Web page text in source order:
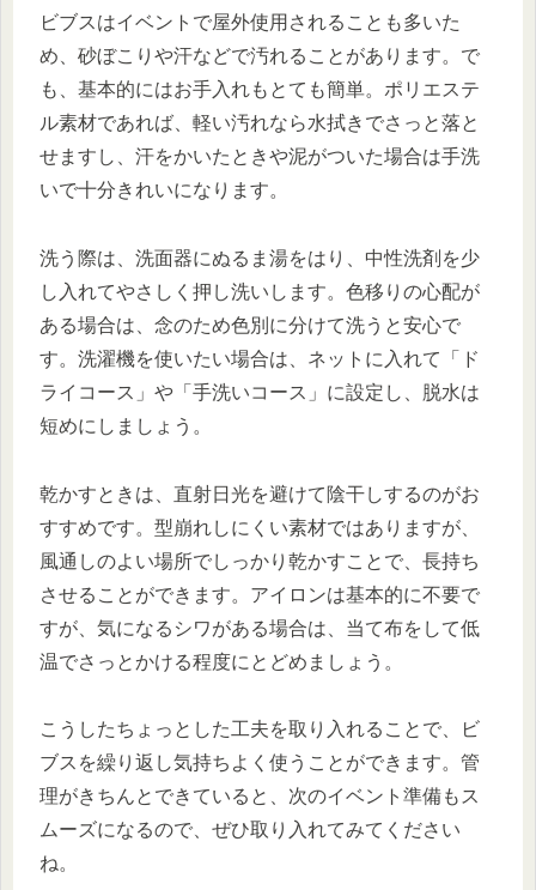
ビブスはイベントで屋外使用されることも多いた
め、砂ぼこりや汗などで汚れることがあります。で
も、基本的にはお手入れもとても簡単。ポリエステ
ル素材であれば、軽い汚れなら水拭きでさっと落と
せますし、汗をかいたときや泥がついた場合は手洗
いで十分きれいになります。
洗う際は、洗面器にぬるま湯をはり、中性洗剤を少
し入れてやさしく押し洗いします。色移りの心配が
ある場合は、念のため色別に分けて洗うと安心で
す。洗濯機を使いたい場合は、ネットに入れて「ド
ライコース」や「手洗いコース」に設定し、脱水は
短めにしましょう。
乾かすときは、直射日光を避けて陰干しするのがお
すすめです。型崩れしにくい素材ではありますが、
風通しのよい場所でしっかり乾かすことで、長持ち
させることができます。アイロンは基本的に不要で
すが、気になるシワがある場合は、当て布をして低
温でさっとかける程度にとどめましょう。
こうしたちょっとした工夫を取り入れることで、ビ
ブスを繰り返し気持ちよく使うことができます。管
理がきちんとできていると、次のイベント準備もス
ムーズになるので、ぜひ取り入れてみてください
ね。